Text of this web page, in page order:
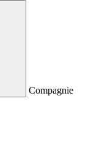
Compagnie